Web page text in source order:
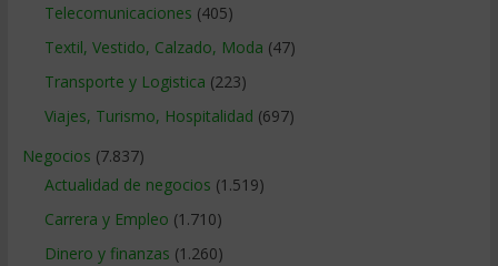
Telecomunicaciones (405)
Textil, Vestido, Calzado, Moda (47)
Transporte y Logistica (223)
Viajes, Turismo, Hospitalidad (697)
Negocios (7.837)
Actualidad de negocios (1.519)
Carrera y Empleo (1.710)
Dinero y finanzas (1.260)